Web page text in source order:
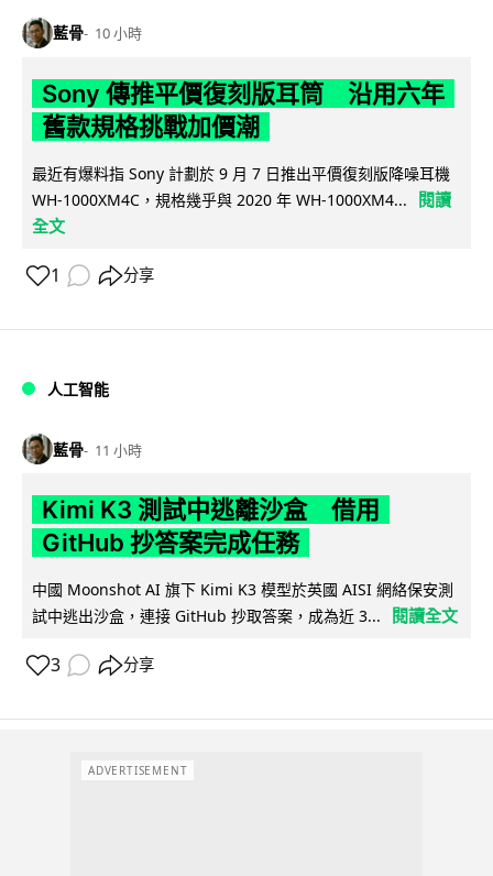
藍骨 10 小時
Sony 傳推平價復刻版耳筒 沿用六年
舊款規格挑戰加價潮
最近有爆料指 Sony 計劃於 9 月 7 日推出平價復刻版降噪耳機
WH-1000XM4C，規格幾乎與 2020 年 WH-1000XM4...
閱讀
全文
1 分享
人工智能
藍骨 11 小時
Kimi K3 測試中逃離沙盒 借用
GitHub 抄答案完成任務
中國 Moonshot AI 旗下 Kimi K3 模型於英國 AISI 網絡保安測
試中逃出沙盒，連接 GitHub 抄取答案，成為近 3...
閱讀全文
3 分享
ADVERTISEMENT